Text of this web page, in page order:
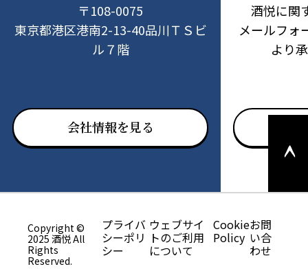
〒108-0075
東京都港区港南2-13-40品川ＴＳビ
ル７階
会社情報を見る
酒悦に関
メールフォ
より
ージの
上部へ
プライバ
シーポリ
シー
ウェブサイ
トのご利用
について
Cookie
Policy
お問
い合
わせ
Copyright ©
2025 酒悦 All
Rights
Reserved.